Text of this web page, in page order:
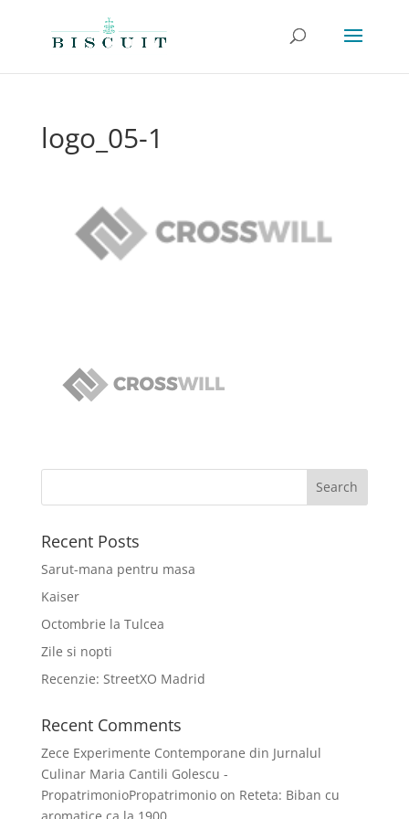
logo_05-1
Recent Posts
Sarut-mana pentru masa
Kaiser
Octombrie la Tulcea
Zile si nopti
Recenzie: StreetXO Madrid
Recent Comments
Zece Experimente Contemporane din Jurnalul
Culinar Maria Cantili Golescu -
PropatrimonioPropatrimonioon Reteta: Biban cu
aromatice ca la 1900